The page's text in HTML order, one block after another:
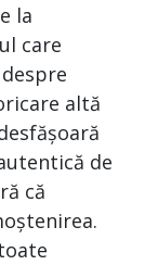
la
care
altă
de
că